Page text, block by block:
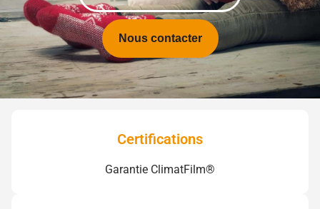
Nous contacter
Certifications
Garantie ClimatFilm®